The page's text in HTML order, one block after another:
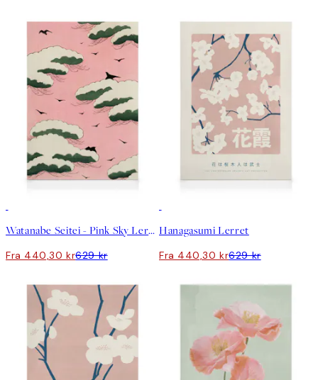
Watanabe Seitei - Pink Sky Lerret
Fra 440,30 kr629 kr
Hanagasumi Lerret
Fra 440,30 kr629 kr